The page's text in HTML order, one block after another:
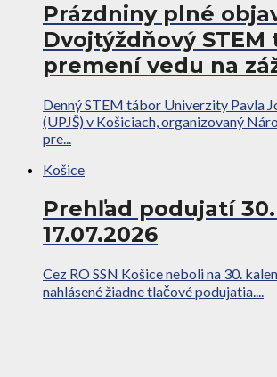
Prázdniny plné
Dvojtýždňový STEM
premení vedu na
Denný STEM tábor Univerzity Pavla
(UPJŠ) v Košiciach, organizovaný
pre...
Košice
Prehľad podujatí
17.07.2026
Cez RO SSN Košice neboli na 30.
nahlásené žiadne tlačové podujatia....